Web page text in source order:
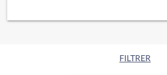
FILTRER